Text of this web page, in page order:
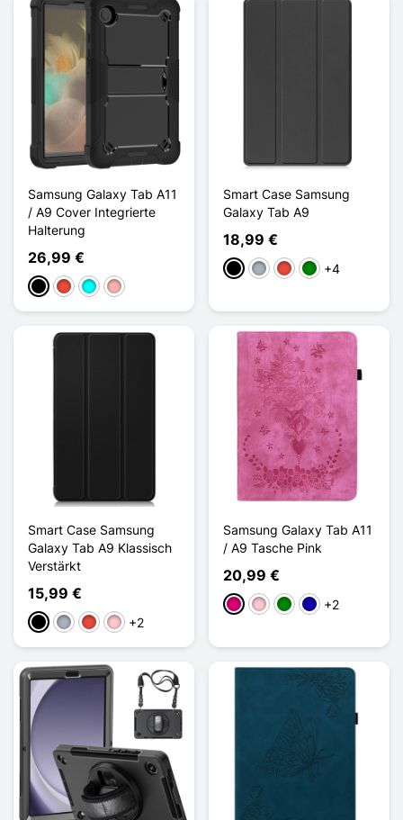
Samsung Galaxy Tab A11
/ A9 Cover Integrierte
Halterung
26,99 €
Schwarz
Rot CyanRoségold
Smart Case Samsung
Galaxy Tab A9
18,99 €
Schwarz
GrauRot Grün+4
Smart Case Samsung
Galaxy Tab A9 Klassisch
Verstärkt
15,99 €
Schwarz
GrauRot Pink+2
Samsung Galaxy Tab A11
/ A9 Tasche Pink
20,99 €
Magenta
PinkGrünDunkelblau
+2